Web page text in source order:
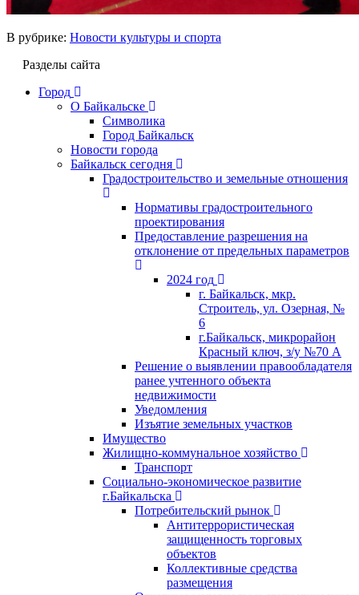
В рубрике: Новости культуры и спорта
Разделы сайта
Город
О Байкальске
Символика
Город Байкальск
Новости города
Байкальск сегодня
Градостроительство и земельные отношения
Нормативы градостроительного
проектирования
Предоставление разрешения на
отклонение от предельных параметров
2024 год
г. Байкальск, мкр.
Строитель, ул. Озерная, №
6
г.Байкальск, микрорайон
Красный ключ, з/у №70 А
Решение о выявлении правообладателя
ранее учтенного объекта
недвижимости
Уведомления
Изъятие земельных участков
Имущество
Жилищно-коммунальное хозяйство
Транспорт
Социально-экономическое развитие
г.Байкальска
Потребительский рынок
Антитеррористическая
защищенность торговых
объектов
Коллективные средства
размещения